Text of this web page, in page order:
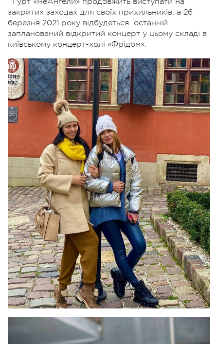
закритих заходах для своїх прихильників, а 26
березня 2021 року відбудеться останній
запланований відкритий концерт у цьому складі в
київському концерт-холі «Фрідом».